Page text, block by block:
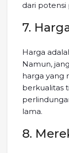
dari potensi
7.
Harga
Namun,
harga yang
berkualitas
lama.
8.